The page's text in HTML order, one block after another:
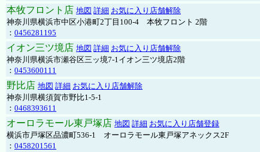
本牧フロント店 地図 詳細 お気に入り店舗解除
神奈川県横浜市中区小港町2丁目100-4 本牧フロント 2階
： 0456281195
イオン三ツ境店 地図 詳細 お気に入り店舗解除
神奈川県横浜市瀬谷区三ッ境7-1イオン三ツ境店2階
： 0453600111
野比店 地図 詳細 お気に入り店舗解除
神奈川県横須賀市野比1-5-1
： 0468393611
オーロラモール東戸塚店 地図 詳細 お気に入り店舗登録
横浜市戸塚区品濃町536-1 オーロラモール東戸塚アネックス2F
： 0458201561